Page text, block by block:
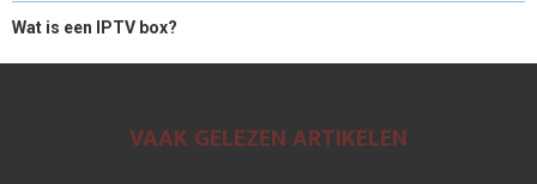
Wat is een IPTV box?
VAAK GELEZEN ARTIKELEN